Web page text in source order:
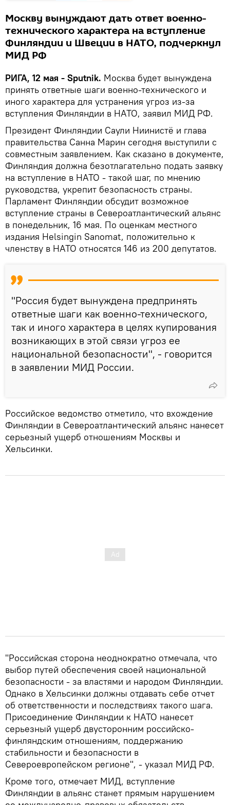
Москву вынуждают дать ответ военно-
технического характера на вступление
Финляндии и Швеции в НАТО, подчеркнул
МИД РФ
РИГА, 12 мая - Sputnik. Москва будет вынуждена
принять ответные шаги военно-технического и
иного характера для устранения угроз из-за
вступления Финляндии в НАТО, заявил МИД РФ.
Президент Финляндии Саули Ниинистё и глава
правительства Санна Марин сегодня выступили с
совместным заявлением. Как сказано в документе,
Финляндия должна безотлагательно подать заявку
на вступление в НАТО - такой шаг, по мнению
руководства, укрепит безопасность страны.
Парламент Финляндии обсудит возможное
вступление страны в Североатлантический альянс
в понедельник, 16 мая. По оценкам местного
издания Helsingin Sanomat, положительно к
членству в НАТО относятся 146 из 200 депутатов.
"Россия будет вынуждена предпринять
ответные шаги как военно-технического,
так и иного характера в целях купирования
возникающих в этой связи угроз ее
национальной безопасности", - говорится
в заявлении МИД России.
Российское ведомство отметило, что вхождение
Финляндии в Североатлантический альянс нанесет
серьезный ущерб отношениям Москвы и
Хельсинки.
"Российская сторона неоднократно отмечала, что
выбор путей обеспечения своей национальной
безопасности - за властями и народом Финляндии.
Однако в Хельсинки должны отдавать себе отчет
об ответственности и последствиях такого шага.
Присоединение Финляндии к НАТО нанесет
серьезный ущерб двусторонним российско-
финляндским отношениям, поддержанию
стабильности и безопасности в
Североевропейском регионе", - указал МИД РФ.
Кроме того, отмечает МИД, вступление
Финляндии в альянс станет прямым нарушением